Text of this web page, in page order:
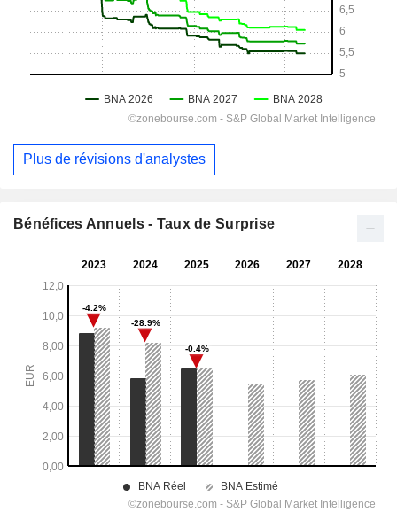
Plus de révisions d'analystes
Bénéfices Annuels - Taux de Surprise